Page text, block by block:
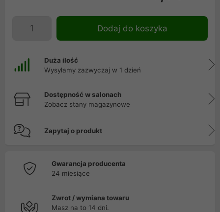
Dodaj do koszyka
Duża ilość
Wysyłamy zazwyczaj w 1 dzień
Dostępność w salonach
Zobacz stany magazynowe
Zapytaj o produkt
Gwarancja producenta
24 miesiące
Zwrot / wymiana towaru
Masz na to 14 dni.